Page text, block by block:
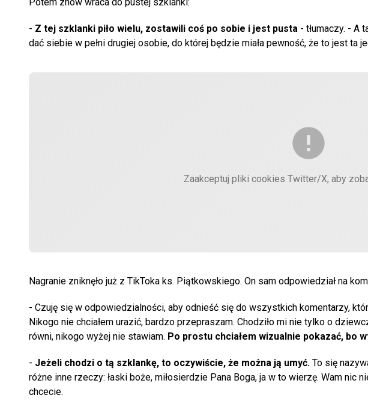
- Z tej szklanki piło wielu, zostawili coś po sobie i jest pusta - tłumaczy. - A
dać siebie w pełni drugiej osobie, do której będzie miała pewność, że to jest ta
Zaakceptuj pliki cookies Twitter/X, aby
Nagranie zniknęło już z TikToka ks. Piątkowskiego. On sam odpowiedział na
- Czuję się w odpowiedzialności, aby odnieść się do wszystkich komentarzy,
Nikogo nie chciałem urazić, bardzo przepraszam. Chodziło mi nie tylko o
równi, nikogo wyżej nie stawiam. Po prostu chciałem wizualnie pokazać, bo
- Jeżeli chodzi o tą szklankę, to oczywiście, że można ją umyć. To się
różne inne rzeczy: łaski boże, miłosierdzie Pana Boga, ja w to wierzę. Wam nic
chcecie.